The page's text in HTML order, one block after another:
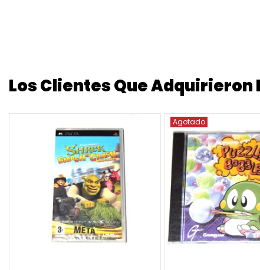
Los Clientes Que
Agotado